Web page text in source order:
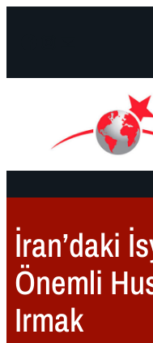
İran’daki
Önemli
Irmak